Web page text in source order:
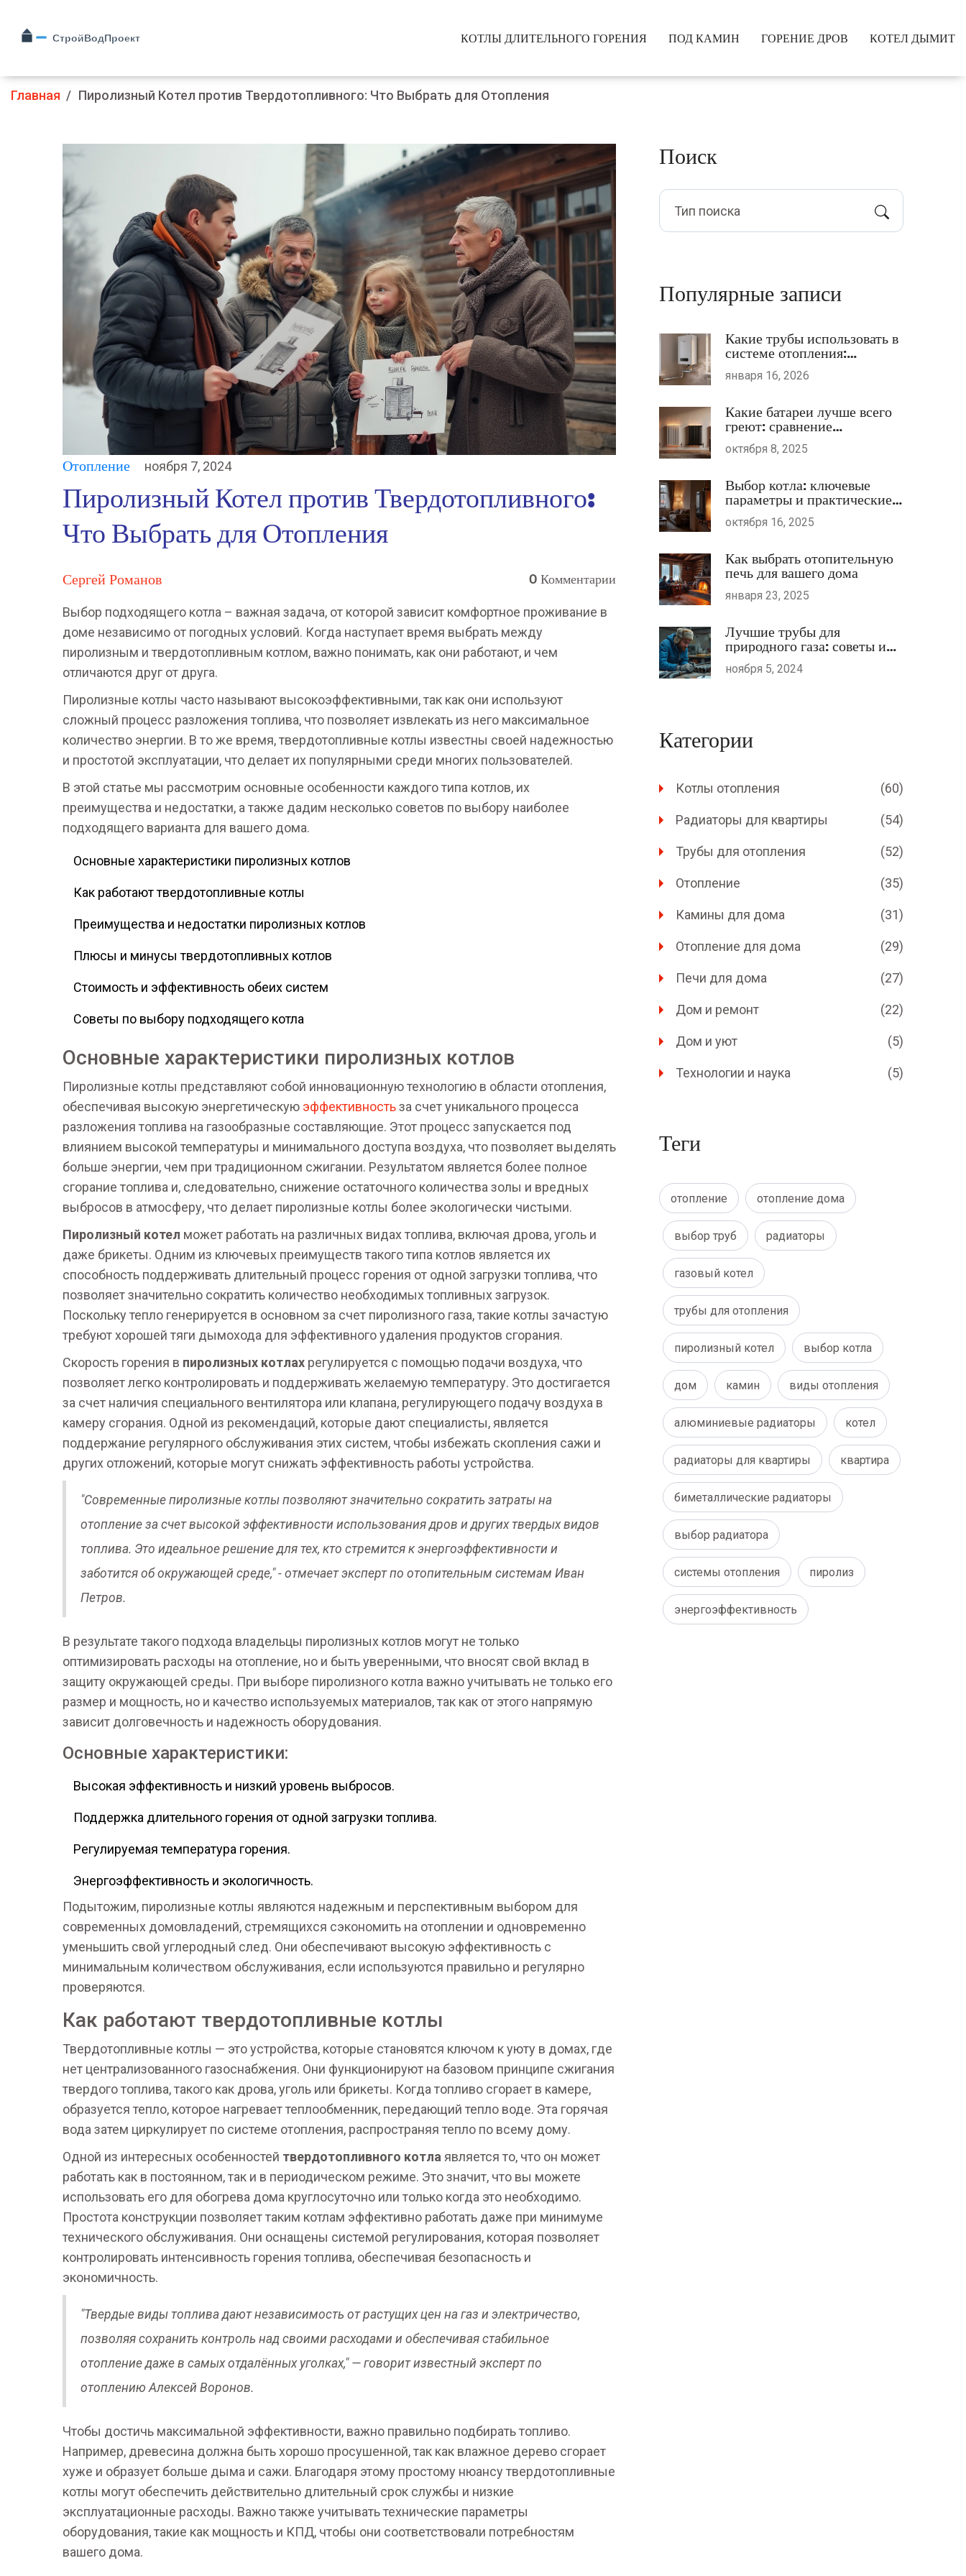
КОТЛЫ ДЛИТЕЛЬНОГО ГОРЕНИЯ ПОД КАМИН ГОРЕНИЕ ДРОВ КОТЕЛ ДЫМИТ
Главная Пиролизный Котел против Твердотопливного: Что Выбрать для Отопления
Отопление ноября 7, 2024
Пиролизный Котел против Твердотопливного:
Что Выбрать для Отопления
Сергей Романов 0 Комментарии
Выбор подходящего котла – важная задача, от которой зависит комфортное проживание в
доме независимо от погодных условий. Когда наступает время выбрать между
пиролизным и твердотопливным котлом, важно понимать, как они работают, и чем
отличаются друг от друга.
Пиролизные котлы часто называют высокоэффективными, так как они используют
сложный процесс разложения топлива, что позволяет извлекать из него максимальное
количество энергии. В то же время, твердотопливные котлы известны своей надежностью
и простотой эксплуатации, что делает их популярными среди многих пользователей.
В этой статье мы рассмотрим основные особенности каждого типа котлов, их
преимущества и недостатки, а также дадим несколько советов по выбору наиболее
подходящего варианта для вашего дома.
Основные характеристики пиролизных котлов
Как работают твердотопливные котлы
Преимущества и недостатки пиролизных котлов
Плюсы и минусы твердотопливных котлов
Стоимость и эффективность обеих систем
Советы по выбору подходящего котла
Основные характеристики пиролизных котлов
Пиролизные котлы представляют собой инновационную технологию в области отопления,
обеспечивая высокую энергетическую эффективностьза счет уникального процесса
разложения топлива на газообразные составляющие. Этот процесс запускается под
влиянием высокой температуры и минимального доступа воздуха, что позволяет выделять
больше энергии, чем при традиционном сжигании. Результатом является более полное
сгорание топлива и, следовательно, снижение остаточного количества золы и вредных
выбросов в атмосферу, что делает пиролизные котлы более экологически чистыми.
Пиролизный котел может работать на различных видах топлива, включая дрова, уголь и
даже брикеты. Одним из ключевых преимуществ такого типа котлов является их
способность поддерживать длительный процесс горения от одной загрузки топлива, что
позволяет значительно сократить количество необходимых топливных загрузок.
Поскольку тепло генерируется в основном за счет пиролизного газа, такие котлы зачастую
требуют хорошей тяги дымохода для эффективного удаления продуктов сгорания.
Скорость горения в пиролизных котлах регулируется с помощью подачи воздуха, что
позволяет легко контролировать и поддерживать желаемую температуру. Это достигается
за счет наличия специального вентилятора или клапана, регулирующего подачу воздуха в
камеру сгорания. Одной из рекомендаций, которые дают специалисты, является
поддержание регулярного обслуживания этих систем, чтобы избежать скопления сажи и
других отложений, которые могут снижать эффективность работы устройства.
"Современные пиролизные котлы позволяют значительно сократить затраты на
отопление за счет высокой эффективности использования дров и других твердых видов
топлива. Это идеальное решение для тех, кто стремится к энергоэффективности и
заботится об окружающей среде," - отмечает эксперт по отопительным системам Иван
Петров.
В результате такого подхода владельцы пиролизных котлов могут не только
оптимизировать расходы на отопление, но и быть уверенными, что вносят свой вклад в
защиту окружающей среды. При выборе пиролизного котла важно учитывать не только его
размер и мощность, но и качество используемых материалов, так как от этого напрямую
зависит долговечность и надежность оборудования.
Основные характеристики:
Высокая эффективность и низкий уровень выбросов.
Поддержка длительного горения от одной загрузки топлива.
Регулируемая температура горения.
Энергоэффективность и экологичность.
Подытожим, пиролизные котлы являются надежным и перспективным выбором для
современных домовладений, стремящихся сэкономить на отоплении и одновременно
уменьшить свой углеродный след. Они обеспечивают высокую эффективность с
минимальным количеством обслуживания, если используются правильно и регулярно
проверяются.
Как работают твердотопливные котлы
Твердотопливные котлы — это устройства, которые становятся ключом к уюту в домах, где
нет централизованного газоснабжения. Они функционируют на базовом принципе сжигания
твердого топлива, такого как дрова, уголь или брикеты. Когда топливо сгорает в камере,
образуется тепло, которое нагревает теплообменник, передающий тепло воде. Эта горячая
вода затем циркулирует по системе отопления, распространяя тепло по всему дому.
Одной из интересных особенностей твердотопливного котла является то, что он может
работать как в постоянном, так и в периодическом режиме. Это значит, что вы можете
использовать его для обогрева дома круглосуточно или только когда это необходимо.
Простота конструкции позволяет таким котлам эффективно работать даже при минимуме
технического обслуживания. Они оснащены системой регулирования, которая позволяет
контролировать интенсивность горения топлива, обеспечивая безопасность и
экономичность.
"Твердые виды топлива дают независимость от растущих цен на газ и электричество,
позволяя сохранить контроль над своими расходами и обеспечивая стабильное
отопление даже в самых отдалённых уголках," — говорит известный эксперт по
отоплению Алексей Воронов.
Чтобы достичь максимальной эффективности, важно правильно подбирать топливо.
Например, древесина должна быть хорошо просушенной, так как влажное дерево сгорает
хуже и образует больше дыма и сажи. Благодаря этому простому нюансу твердотопливные
котлы могут обеспечить действительно длительный срок службы и низкие
эксплуатационные расходы. Важно также учитывать технические параметры
оборудования, такие как мощность и КПД, чтобы они соответствовали потребностям
вашего дома.
Поиск
Популярные записи
Какие трубы использовать в
системе отопления:
сравнение материалов и
советы по выбору
января 16, 2026
Какие батареи лучше всего
греют: сравнение
материалов и типов
октября 8, 2025
Выбор котла: ключевые
параметры и практические
советы
октября 16, 2025
Как выбрать отопительную
печь для вашего дома
января 23, 2025
Лучшие трубы для
природного газа: советы и
рекомендации
ноября 5, 2024
Категории
Котлы отопления (60)
Радиаторы для квартиры (54)
Трубы для отопления (52)
Отопление (35)
Камины для дома (31)
Отопление для дома (29)
Печи для дома (27)
Дом и ремонт (22)
Дом и уют (5)
Технологии и наука (5)
Теги
отопление отопление дома
выбор труб радиаторы
газовый котел
трубы для отопления
пиролизный котел выбор котла
дом камин виды отопления
алюминиевые радиаторы котел
радиаторы для квартиры квартира
биметаллические радиаторы
выбор радиатора
системы отопления пиролиз
энергоэффективность